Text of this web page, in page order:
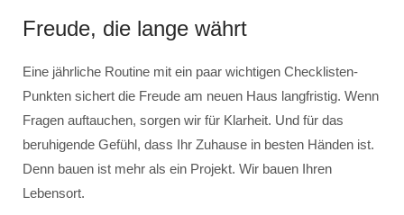
Freude, die lange währt
Eine jährliche Routine mit ein paar wichtigen Checklisten-
Punkten sichert die Freude am neuen Haus langfristig. Wenn
Fragen auftauchen, sorgen wir für Klarheit. Und für das
beruhigende Gefühl, dass Ihr Zuhause in besten Händen ist.
Denn bauen ist mehr als ein Projekt. Wir bauen Ihren
Lebensort.